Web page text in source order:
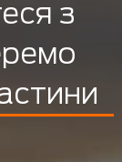
з